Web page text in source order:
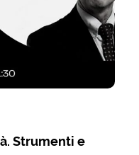
Strumenti e